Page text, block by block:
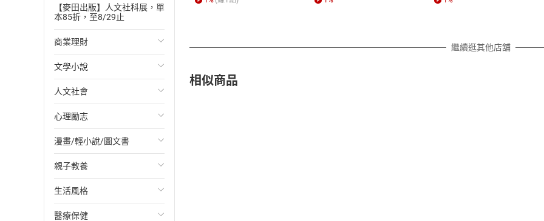
【麥田出版】人文社科展，單
本85折，至8/29止
商業理財
投資理財
經濟/趨勢
財務/金融
管理/領導
職場工作術
成功法
行銷/廣告
文學小說
歐美文學
日本文學
韓國文學
華文文學
經典文學
成長/家庭生活小說
人文社會
國際關係
政治
社會科學
台灣/中國歷史
日/韓歷史
心理勵志
心靈成長/情緒
人際關係
兩性關係
心理學
漫畫/輕小說/圖文書
輕小說
奇幻/科幻
愛情故事
親子教養
教育現場
兒童文學/故事
生活風格
飲食/食譜
醫療保健
繼續逛其他店舖
相似商品